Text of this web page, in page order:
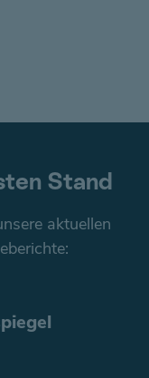
Stand
aktuellen